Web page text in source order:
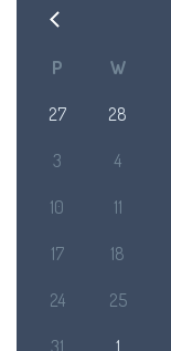
P W
27 28
3 4
10 11
17 18
24 25